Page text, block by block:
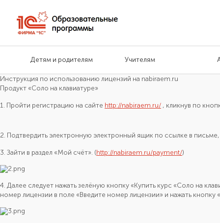
Детям и родителям Учителям
Инструкция по использованию лицензий на nabiraem.ru
Продукт «Соло на клавиатуре»
1. Пройти регистрацию на сайте http://nabiraem.ru/ , кликнув по
2. Подтвердить электронную электронный ящик по ссылке в
3. Зайти в раздел «Мой счёт». (http://nabiraem.ru/payment/)
4. Далее следует нажать зелёную кнопку «Купить курс «Соло на
номер лицензии в поле «Введите номер лицензии» и нажать кнопку